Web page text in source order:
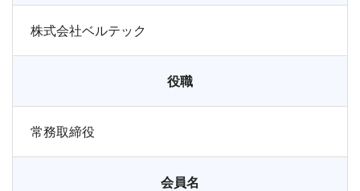
株式会社ベルテック
役職
常務取締役
会員名